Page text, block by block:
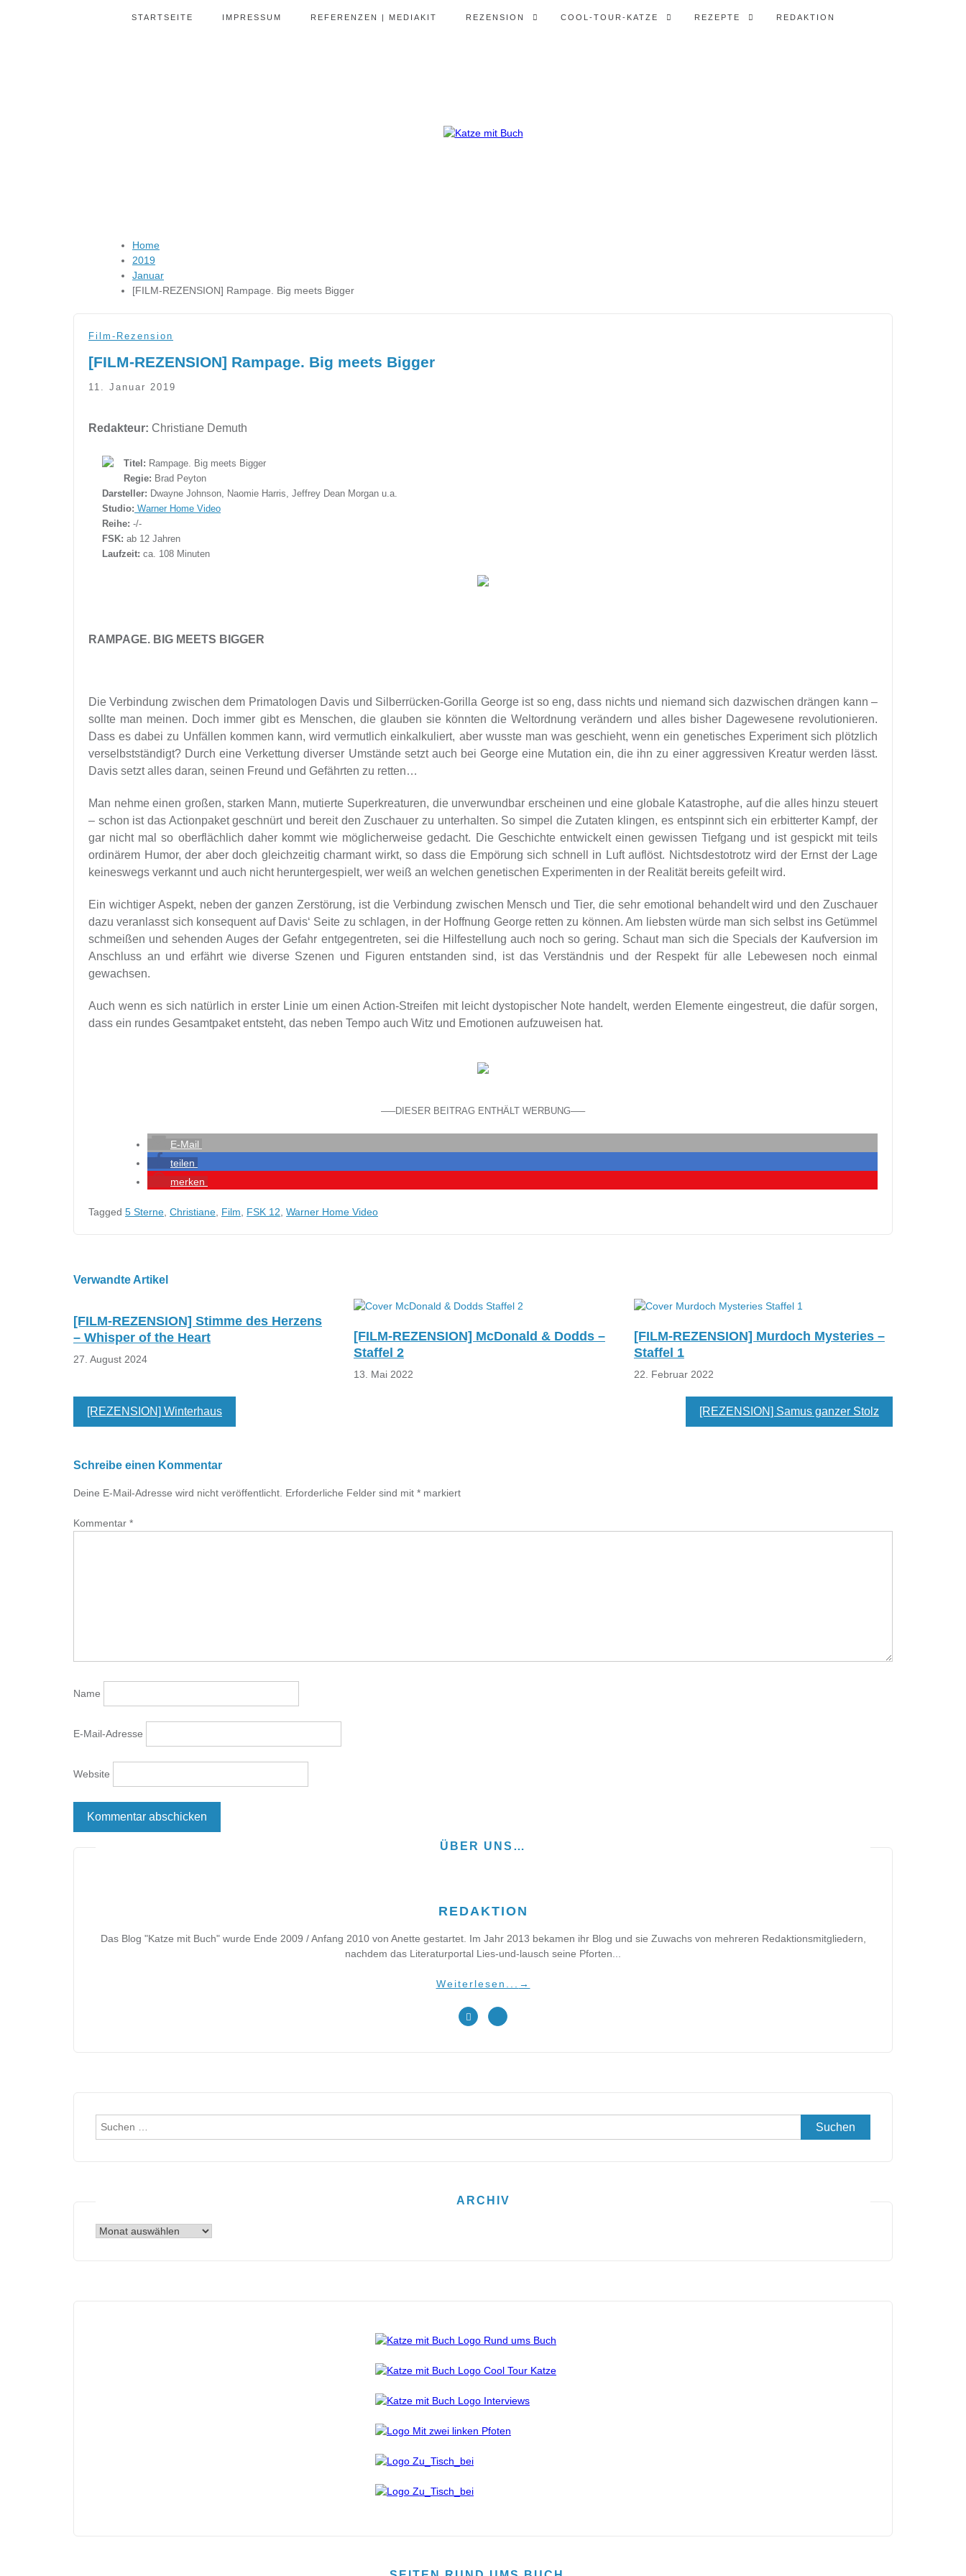
STARTSEITE IMPRESSUM REFERENZEN | MEDIAKIT REZENSION COOL-TOUR-KATZE REZEPTE REDAKTION
Home
2019
Januar
[FILM-REZENSION] Rampage. Big meets Bigger
Film-Rezension
[FILM-REZENSION] Rampage. Big meets Bigger
11. Januar 2019
Redakteur: Christiane Demuth
Titel: Rampage. Big meets Bigger
Regie: Brad Peyton
Darsteller: Dwayne Johnson, Naomie Harris, Jeffrey Dean Morgan u.a.
Studio: Warner Home Video
Reihe: -/-
FSK: ab 12 Jahren
Laufzeit: ca. 108 Minuten
RAMPAGE. BIG MEETS BIGGER
Die Verbindung zwischen dem Primatologen Davis und Silberrücken-Gorilla George ist so eng, dass nichts und niemand sich dazwischen drängen kann –
sollte man meinen. Doch immer gibt es Menschen, die glauben sie könnten die Weltordnung verändern und alles bisher Dagewesene revolutionieren.
Dass es dabei zu Unfällen kommen kann, wird vermutlich einkalkuliert, aber wusste man was geschieht, wenn ein genetisches Experiment sich plötzlich
verselbstständigt? Durch eine Verkettung diverser Umstände setzt auch bei George eine Mutation ein, die ihn zu einer aggressiven Kreatur werden lässt.
Davis setzt alles daran, seinen Freund und Gefährten zu retten…
Man nehme einen großen, starken Mann, mutierte Superkreaturen, die unverwundbar erscheinen und eine globale Katastrophe, auf die alles hinzu steuert
– schon ist das Actionpaket geschnürt und bereit den Zuschauer zu unterhalten. So simpel die Zutaten klingen, es entspinnt sich ein erbitterter Kampf, der
gar nicht mal so oberflächlich daher kommt wie möglicherweise gedacht. Die Geschichte entwickelt einen gewissen Tiefgang und ist gespickt mit teils
ordinärem Humor, der aber doch gleichzeitig charmant wirkt, so dass die Empörung sich schnell in Luft auflöst. Nichtsdestotrotz wird der Ernst der Lage
keineswegs verkannt und auch nicht heruntergespielt, wer weiß an welchen genetischen Experimenten in der Realität bereits gefeilt wird.
Ein wichtiger Aspekt, neben der ganzen Zerstörung, ist die Verbindung zwischen Mensch und Tier, die sehr emotional behandelt wird und den Zuschauer
dazu veranlasst sich konsequent auf Davis‘ Seite zu schlagen, in der Hoffnung George retten zu können. Am liebsten würde man sich selbst ins Getümmel
schmeißen und sehenden Auges der Gefahr entgegentreten, sei die Hilfestellung auch noch so gering. Schaut man sich die Specials der Kaufversion im
Anschluss an und erfährt wie diverse Szenen und Figuren entstanden sind, ist das Verständnis und der Respekt für alle Lebewesen noch einmal
gewachsen.
Auch wenn es sich natürlich in erster Linie um einen Action-Streifen mit leicht dystopischer Note handelt, werden Elemente eingestreut, die dafür sorgen,
dass ein rundes Gesamtpaket entsteht, das neben Tempo auch Witz und Emotionen aufzuweisen hat.
—–DIESER BEITRAG ENTHÄLT WERBUNG—–
E-Mail
teilen
merken
Tagged 5 Sterne Christiane Film FSK 12 Warner Home Video
Verwandte Artikel
[FILM-REZENSION] Stimme des Herzens
– Whisper of the Heart
27. August 2024
[FILM-REZENSION] McDonald & Dodds –
Staffel 2
13. Mai 2022
[FILM-REZENSION] Murdoch Mysteries –
Staffel 1
22. Februar 2022
Beitragsnavigation
[REZENSION] Winterhaus [REZENSION] Samus ganzer Stolz
Schreibe einen Kommentar
Deine E-Mail-Adresse wird nicht veröffentlicht. Erforderliche Felder sind mit * markiert
Kommentar *
Name
E-Mail-Adresse
Website
ÜBER UNS…
REDAKTION
Das Blog "Katze mit Buch" wurde Ende 2009 / Anfang 2010 von Anette gestartet. Im Jahr 2013 bekamen ihr Blog und sie Zuwachs von mehreren Redaktionsmitgliedern,
nachdem das Literaturportal Lies-und-lausch seine Pforten...
Weiterlesen... →
Suchen
ARCHIV
Archiv